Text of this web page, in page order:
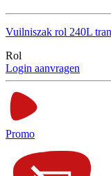
Vuilniszak rol 240L
Rol
Login aanvragen
Promo